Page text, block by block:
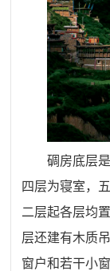
碉房底层
四层为寝室，
二层起各层均
层还建有木质
窗户和若干小